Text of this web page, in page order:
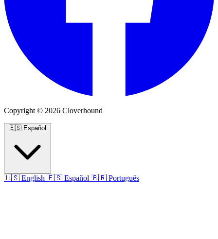
Copyright © 2026 Cloverhound
🇪🇸 Español
🇺🇸 English 🇪🇸 Español 🇧🇷 Português